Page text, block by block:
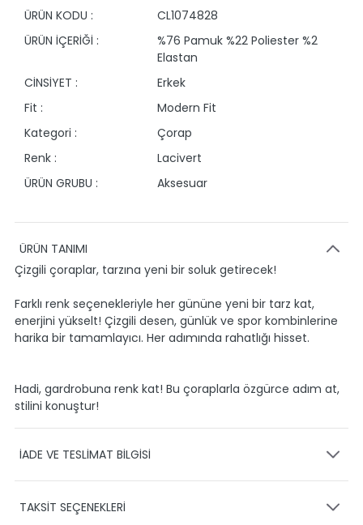
ÜRÜN KODU :
CL1074828
ÜRÜN İÇERİĞİ :
%76 Pamuk %22 Poliester %2
Elastan
CİNSİYET :
Erkek
Fit :
Modern Fit
Kategori :
Çorap
Renk :
Lacivert
ÜRÜN GRUBU :
Aksesuar
ÜRÜN TANIMI
Çizgili çoraplar, tarzına yeni bir soluk getirecek!
Farklı renk seçenekleriyle her gününe yeni bir tarz kat,
enerjini yükselt! Çizgili desen, günlük ve spor kombinlerine
harika bir tamamlayıcı. Her adımında rahatlığı hisset.
Hadi, gardrobuna renk kat! Bu çoraplarla özgürce adım at,
stilini konuştur!
İADE VE TESLİMAT BİLGİSİ
Ürünlerinizin gönderimini anlaşmalı olduğumuz PTT,
TAKSİT SEÇENEKLERİ